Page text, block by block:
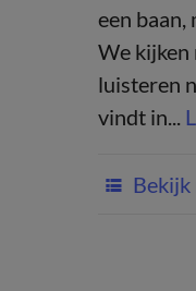
een baan,
We kijken
luisteren
vindt in...
Bekijk